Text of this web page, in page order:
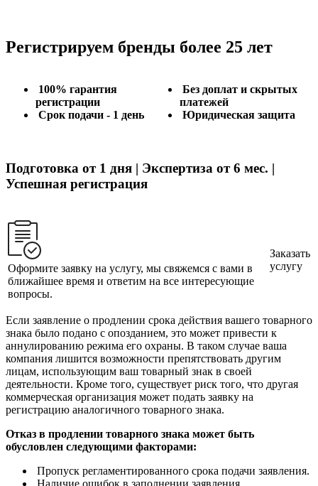
Регистрируем бренды более 25 лет
100% гарантия
регистрации
Срок подачи - 1 день
Без доплат и скрытых
платежей
Юридическая защита
Подготовка от 1 дня | Экспертиза от 6 мес. |
Успешная регистрация
Оформите заявку на услугу, мы свяжемся с вами в
ближайшее время и ответим на все интересующие
вопросы.
Заказать
услугу
Если заявление о продлении срока действия вашего товарного
знака было подано с опозданием, это может привести к
аннулированию режима его охраны. В таком случае ваша
компания лишится возможности препятствовать другим
лицам, использующим ваш товарный знак в своей
деятельности. Кроме того, существует риск того, что другая
коммерческая организация может подать заявку на
регистрацию аналогичного товарного знака.
Отказ в продлении товарного знака может быть
обусловлен следующими факторами:
Пропуск регламентированного срока подачи заявления.
Наличие ошибок в заполнении заявления.